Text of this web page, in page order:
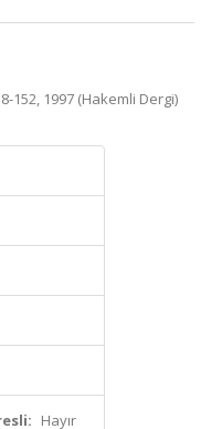
152, 1997 (Hakemli Dergi)
Hayır